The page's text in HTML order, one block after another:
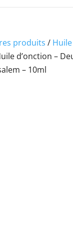
produits / Huile
d’onction –
– 10ml